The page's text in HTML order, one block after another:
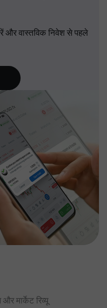
और वास्तविक निवेश से पहले
मार्केट रिव्यू